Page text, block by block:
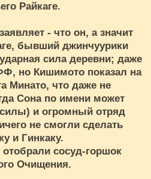
Райкаге.
- что он, а значит
бывший джинчуурики
сила деревни; даже
но Кишимото показал на
Минато, что даже не
Сона по имени может
силы) и огромный отряд
не смогли сделать
и Гинкаку.
сосуд-горшок
Очищения.